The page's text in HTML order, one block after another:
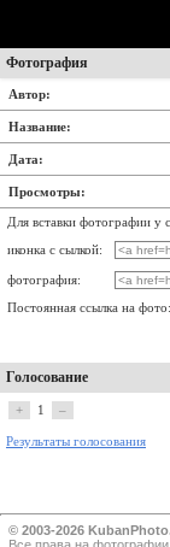
Фотография
Автор:
Название:
Дата:
Просмотры:
Для вставки фотографии у
иконка с сылкой:
фотография:
Постоянная ссылка на фото:
Голосование
+ 1 –
Результаты голосования
© 2003-2026